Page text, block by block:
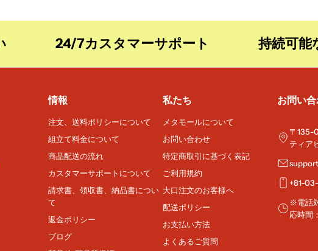
24/7カスタマーサポート 持続可能な素
情報
注文、送料ポリシーについて
組立て料金について
商品配送の流れ
カスタマーサポートについて
請求書、領収書、納品書につい
て
返金ポリシー
ブログ
私たち
メタモールについて
お問い合わせ
特定商取引に基づく表記
ご利用規約
大口注文のお客様へ
配送ポリシー
お支払い方法
よくあるご質問
お問い
〒135-
ティア
+81-
※電話
応時間